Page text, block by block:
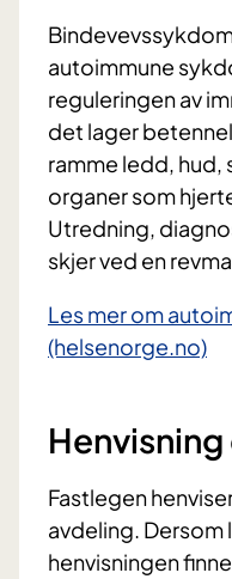
autoimmune
reguleringen av
det lager
ramme ledd,
organer som
Utredning,
skjer ved en
Les mer om
(helsenorge.no)
Fastlegen
avdeling. Dersom
henvisningen